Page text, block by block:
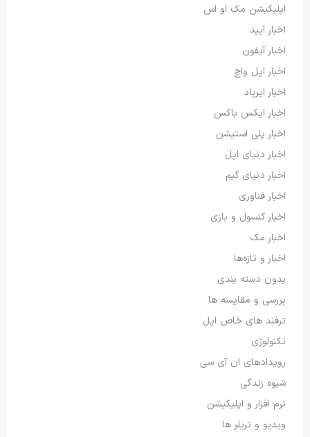
اپلیکیشن مک او اس
اخبار آیپد
اخبار آیفون
اخبار اپل واچ
اخبار ایرپاد
اخبار ایکس باکس
اخبار پلی استیشن
اخبار دنیای اپل
اخبار دنیای گیم
اخبار فناوری
اخبار کنسول و بازی
اخبار مک
اخبار و تازه‌ها
بدون دسته بندی
بررسی و مقایسه ها
ترفند های خاص اپل
تکنولوژی
رویدادهای ان آی سی
شیوه زندگی
نرم افزار و اپلیکیشن
ویدیو و تریلر ها